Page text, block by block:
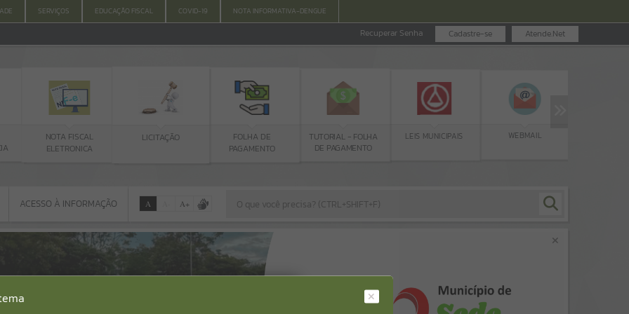
SERVIÇOS EDUCAÇÃO FISCAL COVID-19 NOTA INFORMATIVA-DENGUE
Atende.Net
Cadastre-se
Recuperar Senha
NOTA FISCAL
ELETRONICA
PAGAMENTO
TUTORIAL - FOLHA
DE PAGAMENTO
LEIS MUNICIPAIS
ACESSO À INFORMAÇÃO
ACESSO À INFORMAÇÃO
A A+